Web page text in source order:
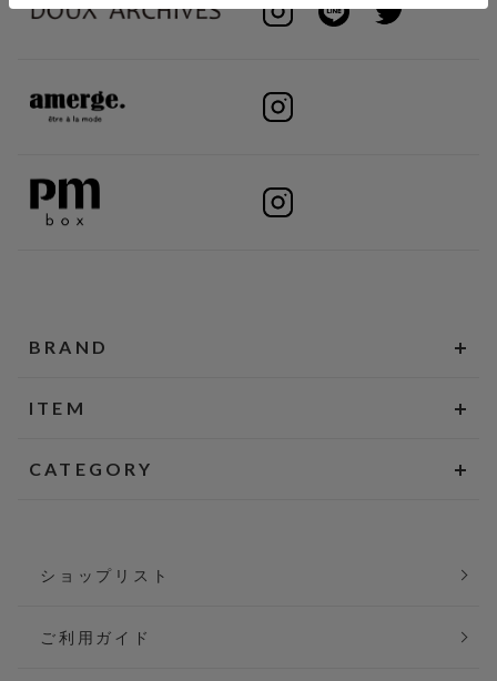
BRAND
ITEM
CATEGORY
ショップリスト
ご利用ガイド